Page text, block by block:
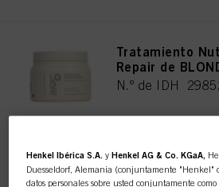
Tratamiento
Repair de
N.º de IDH
Henkel Ibérica S.A. yHenkel AG & Co. KGaA,
Duesseldorf, Alemania (conjuntamente "Henkel" o
datos personales sobre usted conjuntamente como